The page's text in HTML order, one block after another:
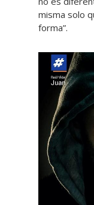
misma solo
forma”.